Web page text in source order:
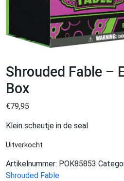
Shrouded Fable –
Box
€79,95
Klein scheutje in de seal
Uitverkocht
Artikelnummer: POK85853
Shrouded Fable